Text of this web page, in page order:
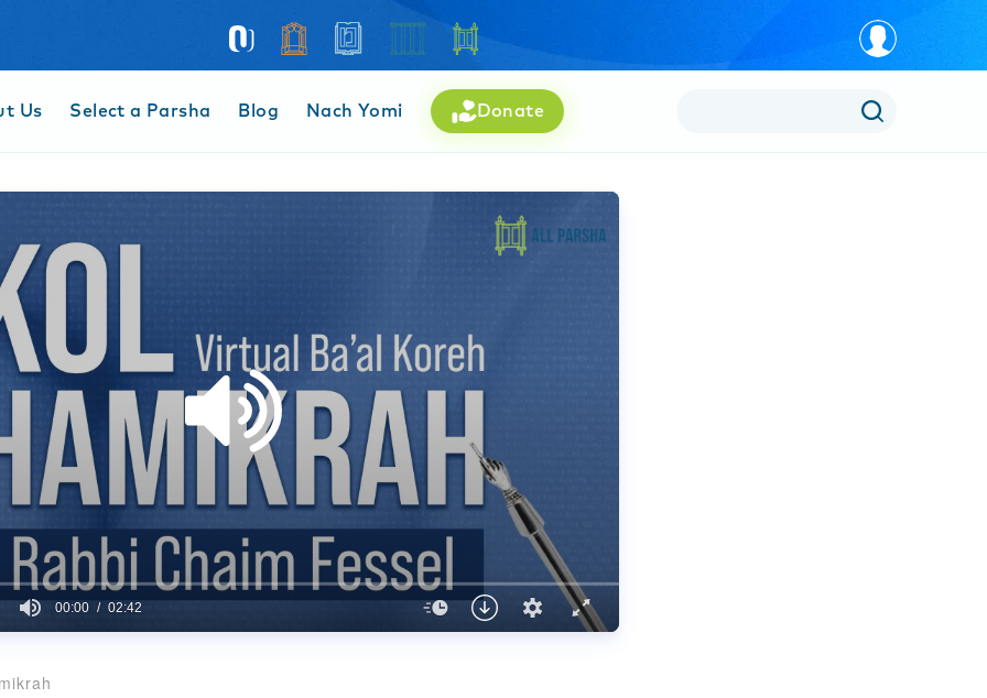
Us Select a Parsha Blog Nach Yomi Donate
00:00 02:42